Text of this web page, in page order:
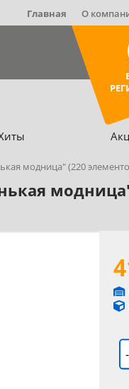
Главная О
модница" (220
-